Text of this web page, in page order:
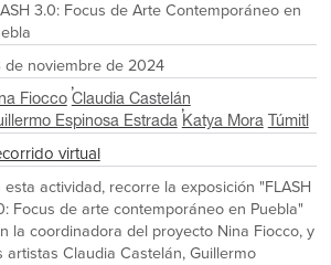
3.0: Focus de Arte Contemporáneo en
de noviembre de 2024
Fiocco Claudia Castelán
Espinosa Estrada Katya Mora Túmitl
virtual
esta actividad, recorre la exposición "FLASH
Focus de arte contemporáneo en Puebla"
la coordinadora del proyecto Nina Fiocco, y
artistas Claudia Castelán, Guillermo